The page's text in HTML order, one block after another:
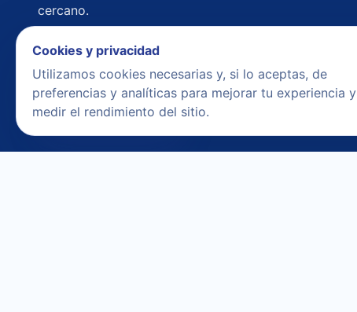
cercano.
C/ Príncipe de Vergara 55,
SOLICITAR VALORACIÓN
Cookies y privacidad
Utilizamos cookies necesarias y, si lo aceptas, de
preferencias y analíticas para mejorar tu experiencia y
medir el rendimiento del sitio.